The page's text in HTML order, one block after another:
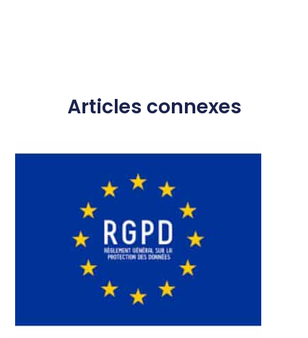
Articles connexes